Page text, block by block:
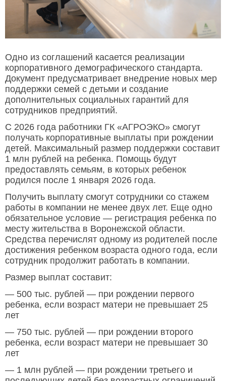
Одно из соглашений касается реализации
корпоративного демографического стандарта.
Документ предусматривает внедрение новых мер
поддержки семей с детьми и создание
дополнительных социальных гарантий для
сотрудников предприятий.
С 2026 года работники ГК «АГРОЭКО» смогут
получать корпоративные выплаты при рождении
детей. Максимальный размер поддержки составит
1 млн рублей на ребенка. Помощь будут
предоставлять семьям, в которых ребенок
родился после 1 января 2026 года.
Получить выплату смогут сотрудники со стажем
работы в компании не менее двух лет. Еще одно
обязательное условие — регистрация ребенка по
месту жительства в Воронежской области.
Средства перечислят одному из родителей после
достижения ребенком возраста одного года, если
сотрудник продолжит работать в компании.
Размер выплат составит:
— 500 тыс. рублей — при рождении первого
ребенка, если возраст матери не превышает 25
лет
— 750 тыс. рублей — при рождении второго
ребенка, если возраст матери не превышает 30
лет
— 1 млн рублей — при рождении третьего и